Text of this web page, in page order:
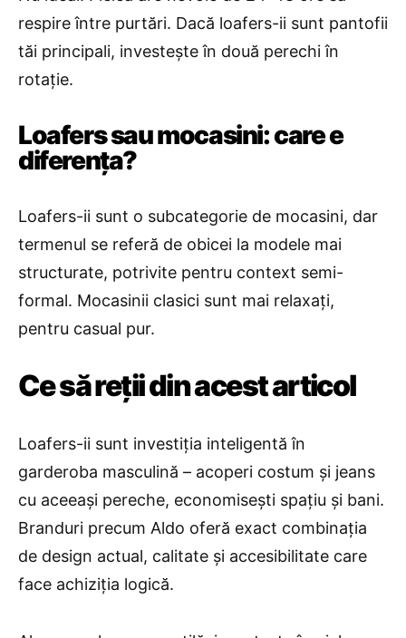
respire între purtări. Dacă loafers-ii sunt pantofii
tăi principali, investește în două perechi în
rotație.
Loafers sau mocasini: care e
diferența?
Loafers-ii sunt o subcategorie de mocasini, dar
termenul se referă de obicei la modele mai
structurate, potrivite pentru context semi-
formal. Mocasinii clasici sunt mai relaxați,
pentru casual pur.
Ce să reții din acest articol
Loafers-ii sunt investiția inteligentă în
garderoba masculină – acoperi costum și jeans
cu aceeași pereche, economisești spațiu și bani.
Branduri precum Aldo oferă exact combinația
de design actual, calitate și accesibilitate care
face achiziția logică.